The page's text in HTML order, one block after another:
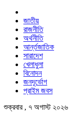
জাতীয়
রাজনীতি
অর্থনীতি
আর্ন্তজাতিক
সারাদেশ
খেলাধুলা
বিনোদন
জনদূর্ভোগ
প্রাইম জবস
শুক্রবার , ৭ অগাস্ট ২০২৬